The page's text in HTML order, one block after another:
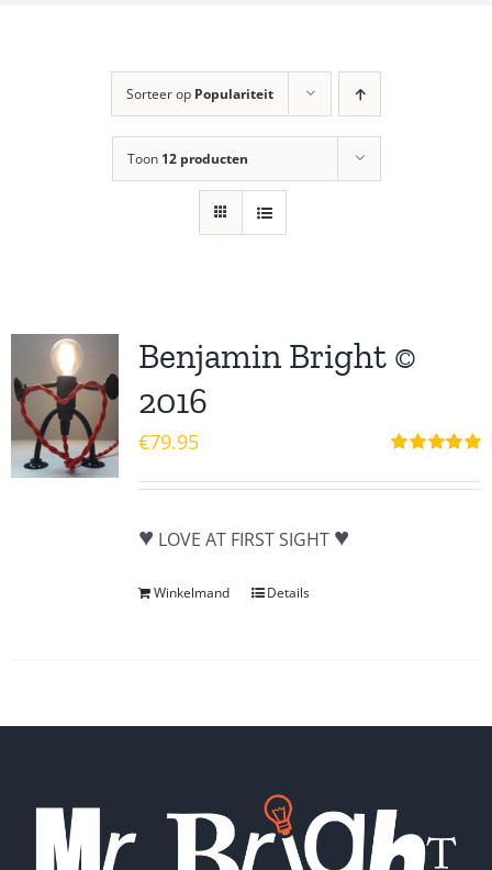
Sorteer op Populariteit
Toon 12 producten
Benjamin Bright ©
2016
5.00uit 5
€79.95
♥ LOVE AT FIRST SIGHT ♥
Winkelmand Details